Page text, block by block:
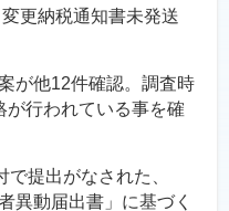
更納税通知書未発送
が他12件確認。調査時
が行われている事を確
提出がなされた、
異動届出書」に基づく